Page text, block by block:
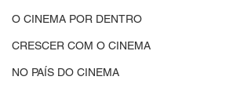
O CINEMA POR DENTRO
CRESCER COM O CINEMA
NO PAÍS DO CINEMA